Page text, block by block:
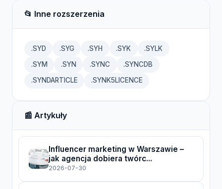
📂 Inne rozszerzenia
.SYD .SYG .SYH .SYK .SYLK
.SYM .SYN .SYNC .SYNCDB
.SYNDARTICLE .SYNK5LICENCE
📰 Artykuły
Influencer marketing w Warszawie –
jak agencja dobiera twórc...
2026-07-30